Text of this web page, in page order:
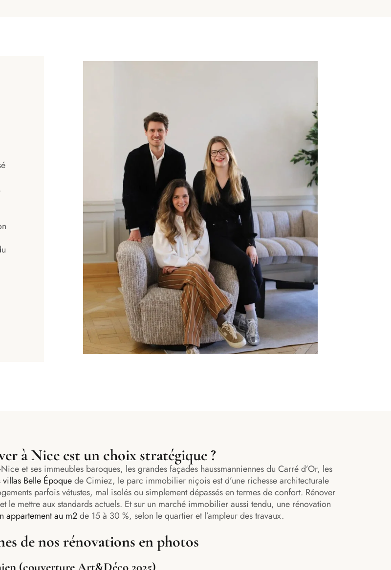
à Nice est un choix stratégique ?
et ses immeubles baroques, les grandes façades haussmanniennes du Carré d’Or, les
villas Belle Époquede Cimiez, le parc immobilier niçois est d’une richesse architecturale
parfois vétustes, mal isolés ou simplement dépassés en termes de confort. Rénover
le mettre aux standards actuels. Et sur un marché immobilier aussi tendu, une rénovation
appartement au m2de 15 à 30 %, selon le quartier et l’ampleur des travaux.
de nos rénovations en photos